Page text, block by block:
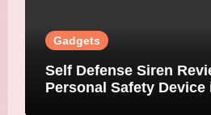
Gadgets
Self Defense Siren
Personal Safety Device